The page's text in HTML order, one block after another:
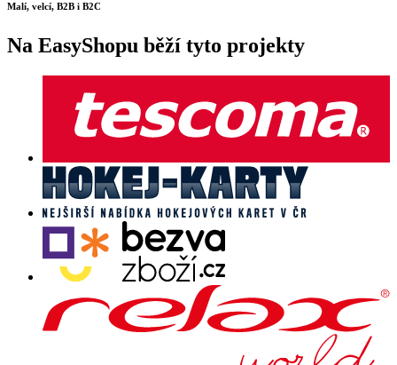
Malí, velcí, B2B i B2C
Na EasyShopu běží tyto projekty